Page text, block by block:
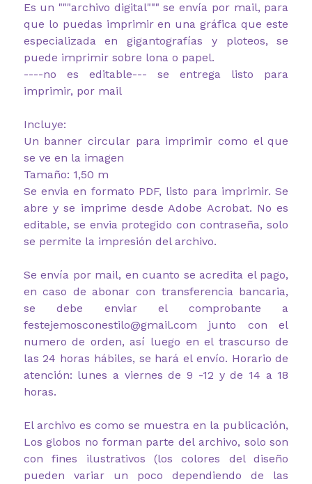
Es un """archivo digital""" se envía por mail, para
que lo puedas imprimir en una gráfica que este
especializada en gigantografías y ploteos, se
puede imprimir sobre lona o papel.
----no es editable--- se entrega listo para
imprimir, por mail
Incluye:
Un banner circular para imprimir como el que
se ve en la imagen
Tamaño: 1,50 m
Se envia en formato PDF, listo para imprimir. Se
abre y se imprime desde Adobe Acrobat. No es
editable, se envia protegido con contraseña, solo
se permite la impresión del archivo.
Se envía por mail, en cuanto se acredita el pago,
en caso de abonar con transferencia bancaria,
se debe enviar el comprobante a
festejemosconestilo@gmail.com junto con el
numero de orden, así luego en el trascurso de
las 24 horas hábiles, se hará el envío. Horario de
atención: lunes a viernes de 9 -12 y de 14 a 18
horas.
El archivo es como se muestra en la publicación,
Los globos no forman parte del archivo, solo son
con fines ilustrativos (los colores del diseño
pueden variar un poco dependiendo de las